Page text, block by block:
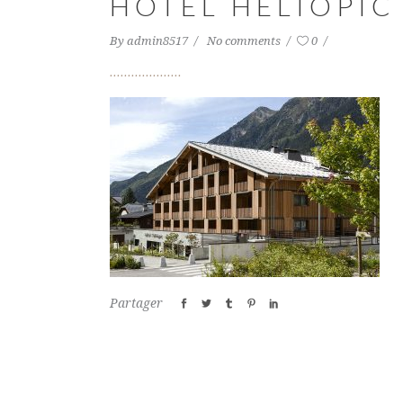
By admin8517 No comments 0
Partager